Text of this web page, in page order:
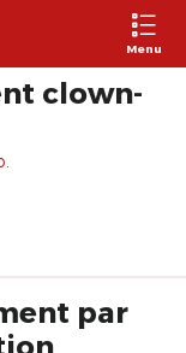
Menu
clown-
par